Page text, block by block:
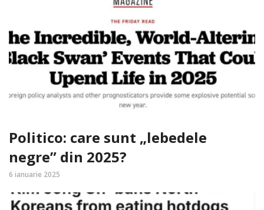
Politico: care sunt „lebedele
negre” din 2025?
6 ianuarie 2025